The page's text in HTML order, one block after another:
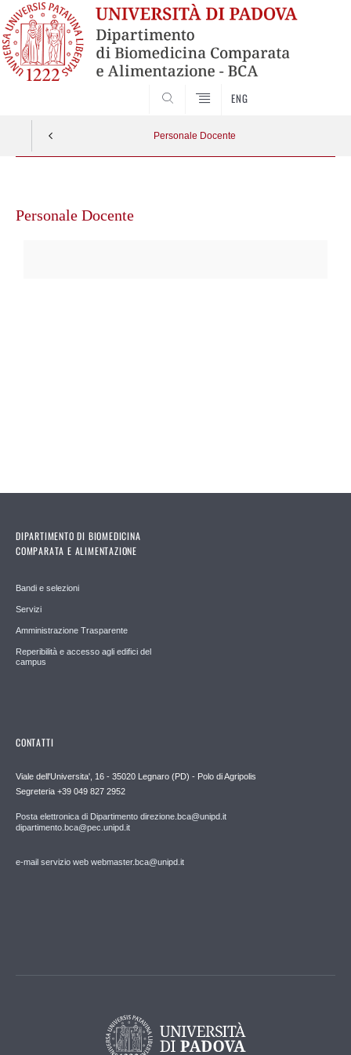
ENG
Personale Docente
contenuto
Personale Docente
DIPARTIMENTO DI BIOMEDICINA
COMPARATA E ALIMENTAZIONE
Bandi e selezioni
Servizi
Amministrazione Trasparente
Reperibilità e accesso agli edifici del
campus
CONTATTI
Viale dell'Universita', 16 - 35020 Legnaro (PD) - Polo di Agripolis
Segreteria +39 049 827 2952
Posta elettronica di Dipartimento direzione.bca@unipd.it
dipartimento.bca@pec.unipd.it
e-mail servizio web webmaster.bca@unipd.it